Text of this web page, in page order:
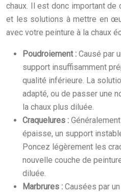
chaux. Il est donc important
et les solutions à mettre en
avec votre peinture à la chaux
Poudroiement : Causé par
support insuffisamment
qualité inférieure. La
adapté, ou de passer une
la chaux plus diluée.
Craquelures :
épaisse, un support
Poncez légèrement les
nouvelle couche de
diluée.
Marbrures : Causées par